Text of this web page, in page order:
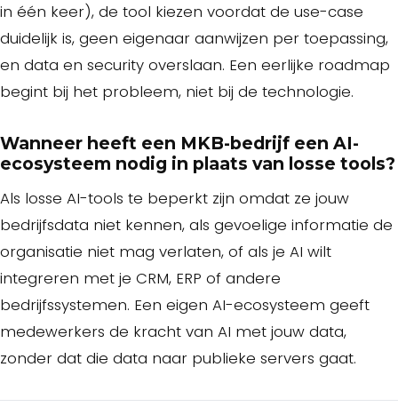
in één keer), de tool kiezen voordat de use-case
duidelijk is, geen eigenaar aanwijzen per toepassing,
en data en security overslaan. Een eerlijke roadmap
begint bij het probleem, niet bij de technologie.
Wanneer heeft een MKB-bedrijf een AI-
ecosysteem nodig in plaats van losse tools?
Als losse AI-tools te beperkt zijn omdat ze jouw
bedrijfsdata niet kennen, als gevoelige informatie de
organisatie niet mag verlaten, of als je AI wilt
integreren met je CRM, ERP of andere
bedrijfssystemen. Een eigen AI-ecosysteem geeft
medewerkers de kracht van AI met jouw data,
zonder dat die data naar publieke servers gaat.